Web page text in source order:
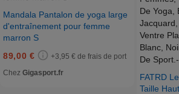
Mandala Pantalon de yoga large
d'entraînement pour femme
marron S
89,00 €
+3,95 € de frais de port
Chez Gigasport.fr
FATRD
Taille